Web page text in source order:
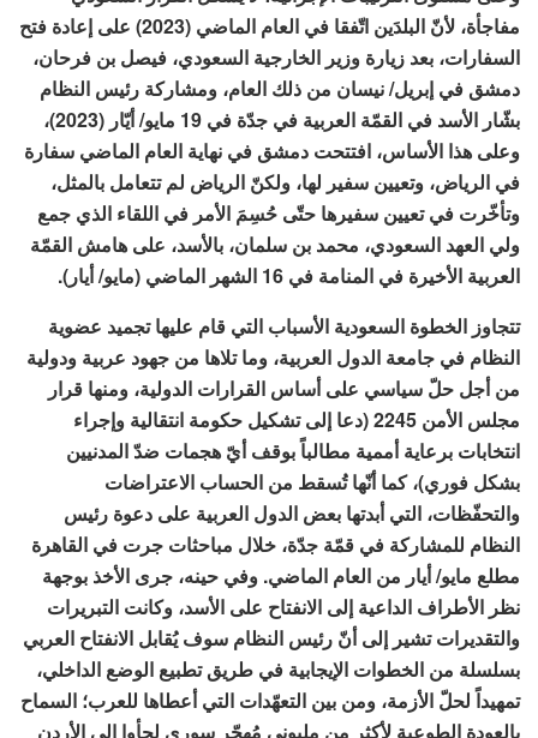
مفاجأة، لأنّ البلدَين اتّفقا في العام الماضي (2023) على إعادة فتح
السفارات، بعد زيارة وزير الخارجية السعودي، فيصل بن فرحان،
دمشق في إبريل/ نيسان من ذلك العام، ومشاركة رئيس النظام
بشّار الأسد في القمّة العربية في جدّة في 19 مايو/ أيّار (2023)،
وعلى هذا الأساس، افتتحت دمشق في نهاية العام الماضي سفارة
في الرياض، وتعيين سفير لها، ولكنّ الرياض لم تتعامل بالمثل،
وتأخّرت في تعيين سفيرها حتّى حُسِمَ الأمر في اللقاء الذي جمع
ولي العهد السعودي، محمد بن سلمان، بالأسد، على هامش القمّة
العربية الأخيرة في المنامة في 16 الشهر الماضي (مايو/ أيار).
تتجاوز الخطوة السعودية الأسباب التي قام عليها تجميد عضوية
النظام في جامعة الدول العربية، وما تلاها من جهود عربية ودولية
من أجل حلّ سياسي على أساس القرارات الدولية، ومنها قرار
مجلس الأمن 2245 (دعا إلى تشكيل حكومة انتقالية وإجراء
انتخابات برعاية أممية مطالباً بوقف أيّ هجمات ضدّ المدنيين
بشكل فوري)، كما أنّها تُسقط من الحساب الاعتراضات
والتحفّظات، التي أبدتها بعض الدول العربية على دعوة رئيس
النظام للمشاركة في قمّة جدّة، خلال مباحثات جرت في القاهرة
مطلع مايو/ أيار من العام الماضي. وفي حينه، جرى الأخذ بوجهة
نظر الأطراف الداعية إلى الانفتاح على الأسد، وكانت التبريرات
والتقديرات تشير إلى أنّ رئيس النظام سوف يُقابل الانفتاح العربي
بسلسلة من الخطوات الإيجابية في طريق تطبيع الوضع الداخلي،
تمهيداً لحلّ الأزمة، ومن بين التعهّدات التي أعطاها للعرب؛ السماح
بالعودة الطوعية لأكثر من مليوني مُهجّر سوري لجأوا إلى الأردن